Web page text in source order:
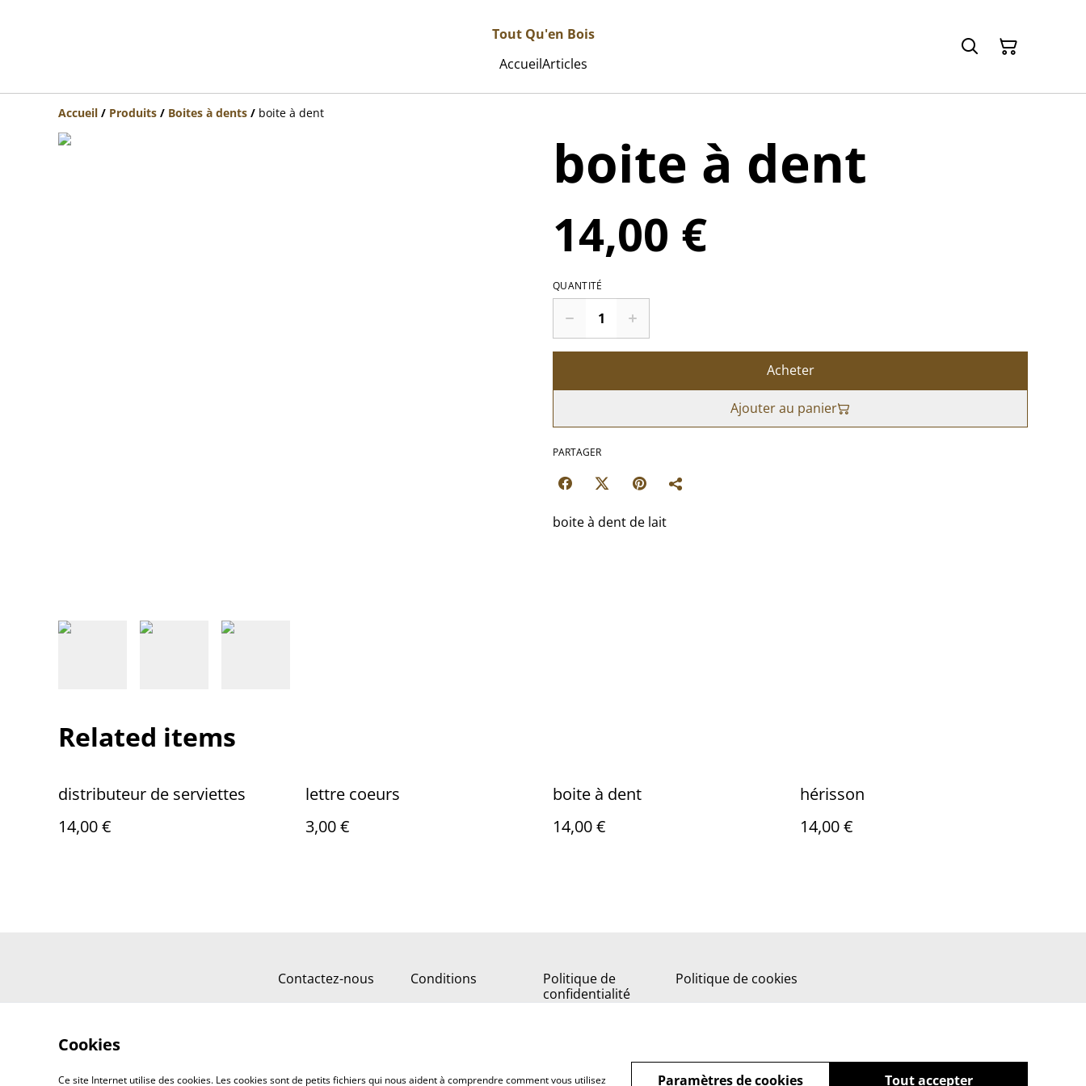
Tout Qu'en Bois
AccueilArticles
Accueil / Produits / Boites à dents / boite à dent
boite à dent
14,00 €
QUANTITÉ
Acheter
Ajouter au panier
PARTAGER
boite à dent de lait
Related items
distributeur de serviettes
14,00 €
lettre coeurs
3,00 €
boite à dent
14,00 €
hérisson
14,00 €
Contactez-nous Conditions
Politique de
confidentialité
Politique de cookies
Cookies
Ce site Internet utilise des cookies. Les cookies sont de petits fichiers qui nous aident à comprendre comment vous utilisez Tout accepter
Paramètres de cookies